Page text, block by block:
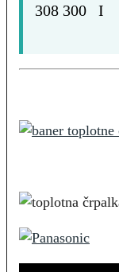
308 300 I